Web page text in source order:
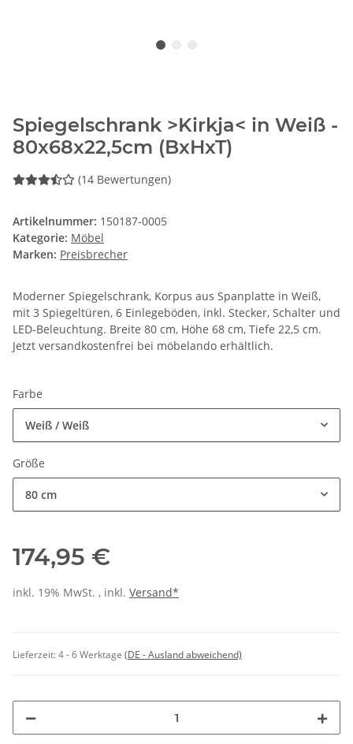
Spiegelschrank >Kirkja< in Weiß -
80x68x22,5cm (BxHxT)
(14 Bewertungen)
Artikelnummer: 150187-0005
Kategorie: Möbel
Marken: Preisbrecher
Moderner Spiegelschrank, Korpus aus Spanplatte in Weiß,
mit 3 Spiegeltüren, 6 Einlegeböden, inkl. Stecker, Schalter und
LED-Beleuchtung. Breite 80 cm, Höhe 68 cm, Tiefe 22,5 cm.
Jetzt versandkostenfrei bei möbelando erhältlich.
Farbe
Weiß / Weiß
Größe
80 cm
174,95 €
inkl. 19% MwSt. , inkl. Versand*
Lieferzeit:4 - 6 Werktage (DE - Ausland abweichend)